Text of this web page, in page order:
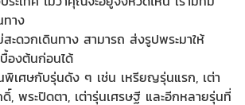
าง
ะดวกเดินทาง สามารถ ส่งรูปพระมาให้
บื้องต้นก่อนได้
พิเศษกับรุ่นดัง ๆ เช่น เหรียญรุ่นแรก, เต่า
, พระปิดตา, เต่ารุ่นเศรษฐี และอีกหลายรุ่นที่